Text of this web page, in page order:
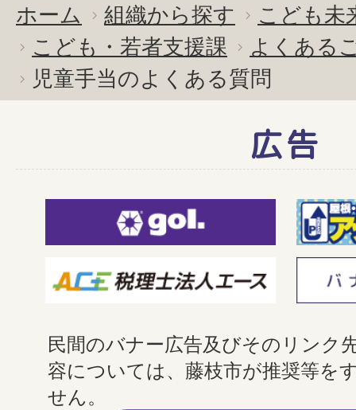
ホーム 組織から探す
こども未
こども・若者支援課
よくある
児童手当のよくある質問
広告
民間のバナー広告及びそのリンク
容については、藤枝市が推奨等を
せん。